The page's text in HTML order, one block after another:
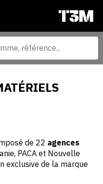
de 22 agences
PACA et Nouvelle
exclusive de la marque